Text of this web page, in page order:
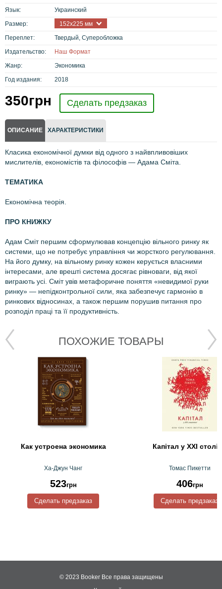
Язык:
Украинский
Размер:
152х225 мм
Переплет:
Твердый, Суперобложка
Издательство:
Наш Формат
Жанр:
Экономика
Год издания:
2018
350грн Сделать предзаказ
ОПИСАНИЕ ХАРАКТЕРИСТИКИ
Класика економічної думки від одного з найвпливовіших
мислителів, економістів та філософів — Адама Сміта.
ТЕМАТИКА
Економічна теорія.
ПРО КНИЖКУ
Адам Сміт першим сформулював концепцію вільного ринку як
системи, що не потребує управління чи жорсткого регулювання.
На його думку, на вільному ринку кожен керується власними
інтересами, але врешті система досягає рівноваги, від якої
виграють усі. Сміт увів метафоричне поняття «невидимої руки
ринку» — непідконтрольної сили, яка забезпечує гармонію в
ринкових відносинах, а також першим порушив питання про
розподіл праці та її продуктивність.
ПОХОЖИЕ ТОВАРЫ
Как устроена экономика
Ха-Джун Чанг
523грн
Сделать предзаказ
Капітал у XXI
Томас Пикетти
406грн
Сделать предзаказ
© 2023 Booker Все права защищены